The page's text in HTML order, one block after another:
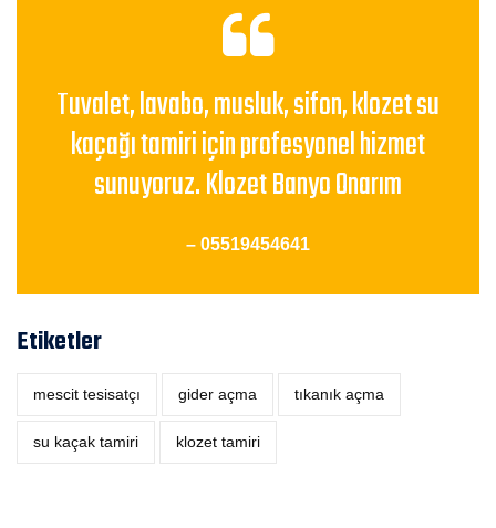
Tuvalet, lavabo, musluk, sifon, klozet su
kaçağı tamiri için profesyonel hizmet
sunuyoruz. Klozet Banyo Onarım
– 05519454641
Etiketler
mescit tesisatçı ‎gider açma tıkanık açma
su kaçak tamiri klozet tamiri